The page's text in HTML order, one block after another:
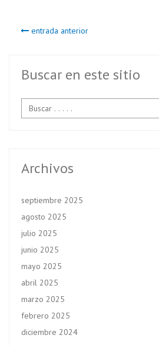
o
k
er A
p
entrada anterior
Buscar en este sitio
Archivos
septiembre 2025
agosto 2025
julio 2025
junio 2025
mayo 2025
abril 2025
marzo 2025
febrero 2025
diciembre 2024